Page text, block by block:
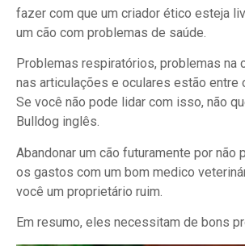
fazer com que um criador ético esteja
um cão com problemas de saúde.
Problemas respiratórios, problemas na
nas articulações e oculares estão entre
Se você não pode lidar com isso, não
Bulldog inglês.
Abandonar um cão futuramente por não
os gastos com um bom medico
você um proprietário ruim.
Em resumo, eles necessitam de bons